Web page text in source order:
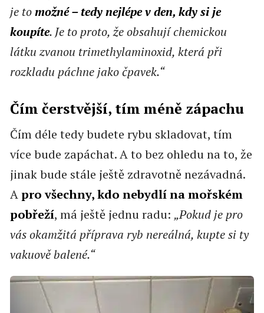
je tomožné – tedy nejlépe v den, kdy si je
koupíte. Je to proto, že obsahují chemickou
látku zvanou trimethylaminoxid, která při
rozkladu páchne jako čpavek.“
Čím čerstvější, tím méně zápachu
Čím déle tedy budete rybu skladovat, tím
více bude zapáchat. A to bez ohledu na to, že
jinak bude stále ještě zdravotně nezávadná.
Apro všechny, kdo nebydlí na mořském
pobřeží, má ještě jednu radu: „Pokud je pro
vás okamžitá příprava ryb nereálná, kupte si ty
vakuově balené.“